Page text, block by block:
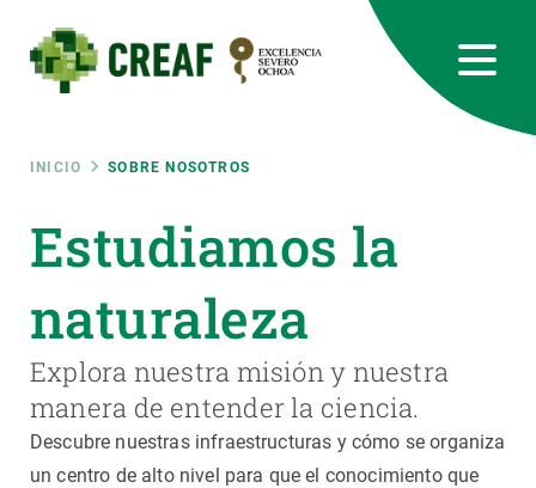
contenido
principal
Ruta
de
navegación
INICIO SOBRE NOSOTROS
Estudiamos la
naturaleza
Explora nuestra misión y nuestra
manera de entender la ciencia.
Descubre nuestras infraestructuras y cómo se organiza
un centro de alto nivel para que el conocimiento que
RRSS
Featured
responsive
INTRANET
Responsive
menu
SOBRE NOSOTROS
INVESTIGACIÓN
CIENCIA EN ACCIÓN